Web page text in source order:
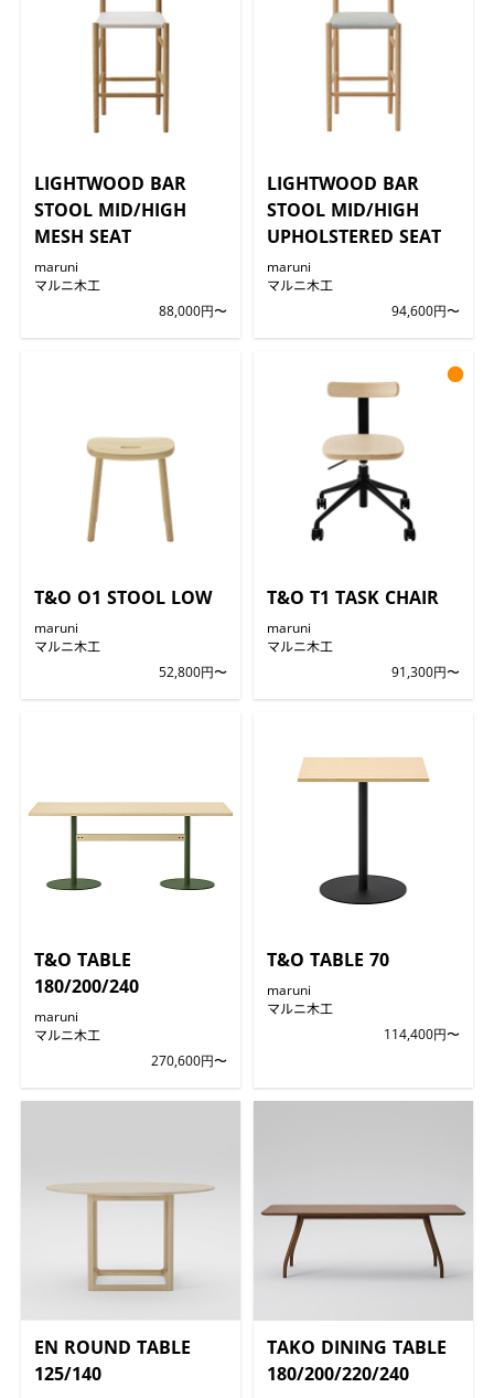
LIGHTWOOD BAR
STOOL MID/HIGH
MESH SEAT
maruni
マルニ木工
88,000円〜
LIGHTWOOD BAR
STOOL MID/HIGH
UPHOLSTERED SEAT
maruni
マルニ木工
94,600円〜
T&O O1 STOOL LOW
maruni
マルニ木工
52,800円〜
T&O T1 TASK CHAIR
maruni
マルニ木工
91,300円〜
●
T&O TABLE
180/200/240
maruni
マルニ木工
270,600円〜
T&O TABLE 70
maruni
マルニ木工
114,400円〜
EN ROUND TABLE
125/140
TAKO DINING TABLE
180/200/220/240